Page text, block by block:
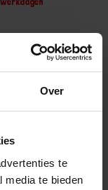
Over
te
media te bieden
+